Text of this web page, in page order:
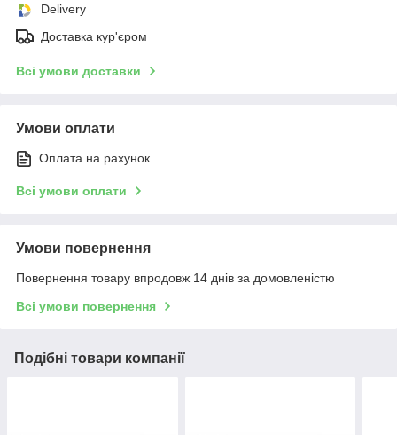
Delivery
Доставка кур'єром
Всі умови доставки
Умови оплати
Оплата на рахунок
Всі умови оплати
Умови повернення
Повернення товару впродовж 14 днів за домовленістю
Всі умови повернення
Подібні товари компанії